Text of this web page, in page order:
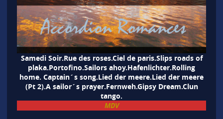
Samedi Soir.Rue des roses.Ciel de paris.Slips roads of
plaka.Portofino.Sailors ahoy.Hafenlichter.Rolling
home. Captain´s song.Lied der meere.Lied der meere
(Pt 2).A sailor´s prayer.Fernweh.Gipsy Dream.Clun
tango.
MDV